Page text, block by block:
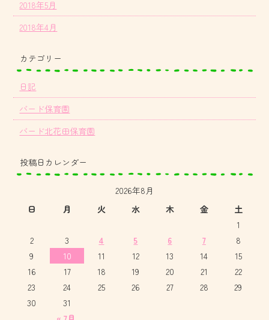
2018年5月
2018年4月
カテゴリー
日記
バード保育園
バード北花田保育園
投稿日カレンダー
2026年8月
日
月 火 水 木 金 土
1
2
3 4 5 6 7
8
9
10 11 12 13 14
15
16
17 18 19 20 21
22
23
24 25 26 27 28
29
30
31